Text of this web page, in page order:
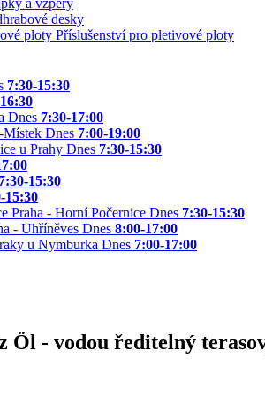
desky
Příslušenství pro pletivové ploty
7:30-15:30
Dnes 7:30-17:00
Místek Dnes 7:00-19:00
u Prahy Dnes 7:30-15:30
7:30-15:30
15:30
Praha - Horní Počernice Dnes 7:30-15:30
- Uhříněves Dnes 8:00-17:00
u Nymburka Dnes 7:00-17:00
Öl - vodou ředitelný